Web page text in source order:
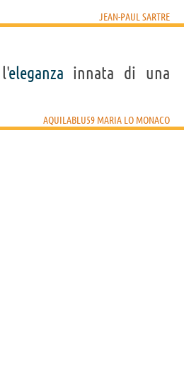
JEAN-PAUL SARTRE
eleganza innata di una
AQUILABLU59 MARIA LO MONACO